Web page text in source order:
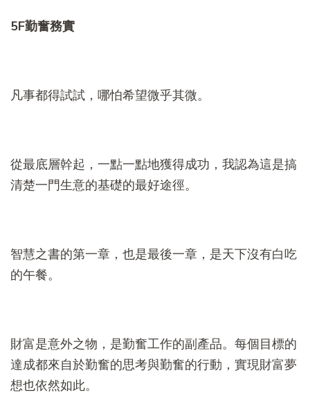
5F勤奮務實
凡事都得試試，哪怕希望微乎其微。
從最底層幹起，一點一點地獲得成功，我認為這是搞
清楚一門生意的基礎的最好途徑。
智慧之書的第一章，也是最後一章，是天下沒有白吃
的午餐。
財富是意外之物，是勤奮工作的副產品。每個目標的
達成都來自於勤奮的思考與勤奮的行動，實現財富夢
想也依然如此。